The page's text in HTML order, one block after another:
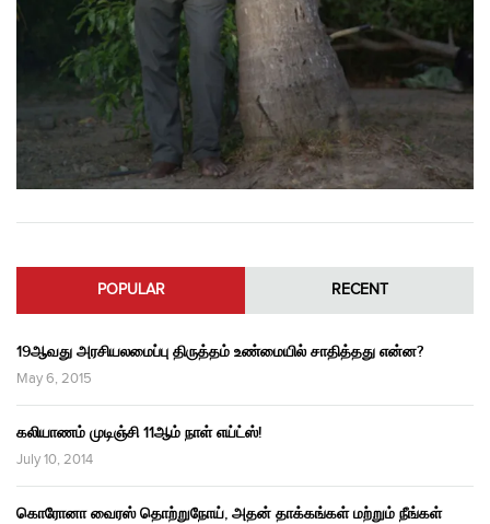
POPULAR RECENT
19ஆவது அரசியலமைப்பு திருத்தம் உண்மையில் சாதித்தது என்ன?
May 6, 2015
கலியாணம் முடிஞ்சி 11ஆம் நாள் எய்ட்ஸ்!
July 10, 2014
கொரோனா வைரஸ் தொற்றுநோய், அதன் தாக்கங்கள் மற்றும் நீங்கள்